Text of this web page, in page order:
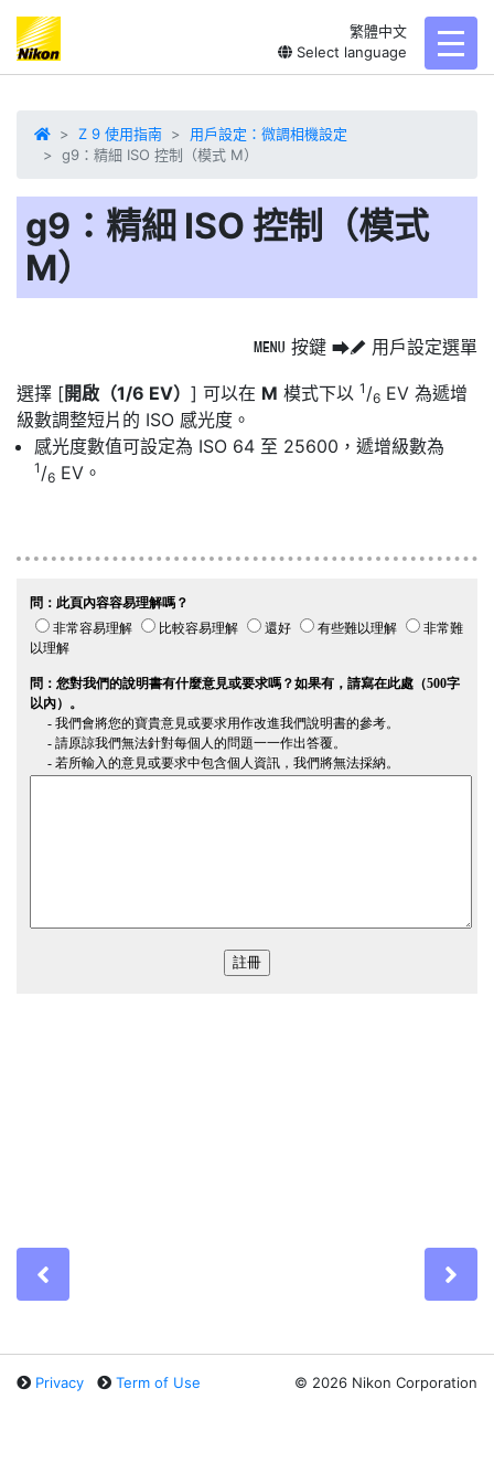
繁體中文
Select language
Z 9 使用指南
用戶設定：微調相機設定
g9：精細 ISO 控制（模式 M）
g9：精細 ISO 控制（模式
M）
G 按鍵 UA 用戶設定選單
選擇 [開啟（1/6 EV） ] 可以在 M 模式下以 1 /6 EV 為遞增
級數調整短片的 ISO 感光度 。
感光度數值可設定為 ISO 64 至 25600，遞增級數為
1 /6 EV。
Privacy Term of Use © 2026 Nikon Corporation